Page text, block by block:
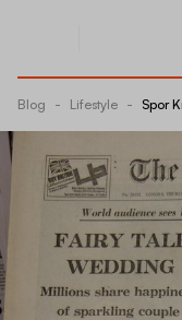
Blog - Lifestyle - Spor